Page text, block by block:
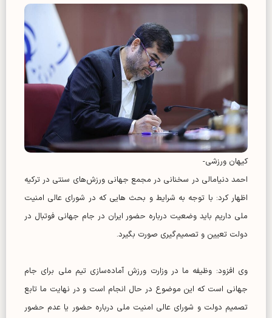
کیهان ورزشی-
احمد دنیامالی در سخنانی در مجمع جهانی ورزش‌های سنتی در ترکیه
اظهار کرد: با توجه به شرایط و بحث هایی که در شورای عالی امنیت
ملی داریم باید وضعیت درباره حضور ایران در جام جهانی فوتبال در
دولت تعیین و تصمیم‌گیری صورت بگیرد.
وی افزود: وظیفه ما در وزارت ورزش آماده‌سازی تیم ملی برای جام
جهانی است که این موضوع در حال انجام است و در نهایت ما تابع
تصمیم دولت و شورای عالی امنیت ملی درباره حضور یا عدم حضور